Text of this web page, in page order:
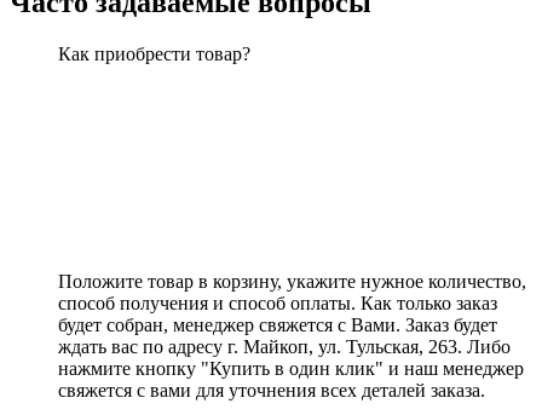
Как приобрести товар?
Положите товар в корзину, укажите нужное количество,
способ получения и способ оплаты. Как только заказ
будет собран, менеджер свяжется с Вами. Заказ будет
ждать вас по адресу г. Майкоп, ул. Тульская, 263. Либо
нажмите кнопку "Купить в один клик" и наш менеджер
свяжется с вами для уточнения всех деталей заказа.